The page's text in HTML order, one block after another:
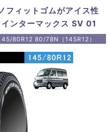
フィットゴムがアイス性
ンターマックス SV 01
80R12 80/78N（145R12）